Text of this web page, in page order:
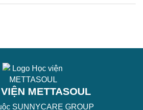
METTASOUL
SUNNYCARE GROUP